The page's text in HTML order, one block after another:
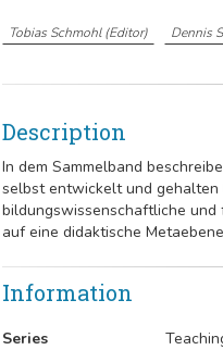
Tobias Schmohl(Editor) Dennis
Description
In dem Sammelband
selbst entwickelt und gehalten
bildungswissenschaftliche und
auf eine didaktische
Information
Series